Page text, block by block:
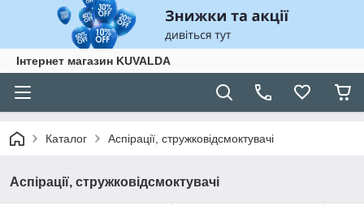
Інтернет магазин KUVALDA
Каталог Аспірації, стружковідсмоктувачі
Аспірації, стружковідсмоктувачі